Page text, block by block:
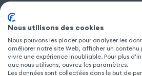
SUIVEZ
Nous utilisons des cookies
Nous pouvons les placer pour analyser les
améliorer notre site Web, afficher un contenu
vivre une expérience inoubliable. Pour plus
que nous utilisons, ouvrez les paramètres.
Les données sont collectées dans le but de